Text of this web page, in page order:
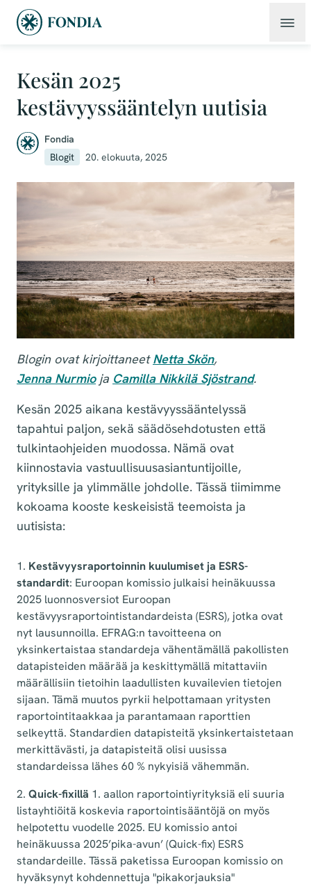
Kesän 2025
kestävyyssääntelyn uutisia
Fondia
Blogit
20. elokuuta, 2025
Blogin ovat kirjoittaneetNetta Skön,
Jenna Nurmioja Camilla Nikkilä Sjöstrand.
Kesän 2025 aikana kestävyyssääntelyssä
tapahtui paljon, sekä säädösehdotusten että
tulkintaohjeiden muodossa. Nämä ovat
kiinnostavia vastuullisuusasiantuntijoille,
yrityksille ja ylimmälle johdolle. Tässä tiimimme
kokoama kooste keskeisistä teemoista ja
uutisista:
1. Kestävyysraportoinnin kuulumiset ja ESRS-
standardit: Euroopan komissio julkaisi heinäkuussa
2025 luonnosversiot Euroopan
kestävyysraportointistandardeista (ESRS), jotka ovat
nyt lausunnoilla. EFRAG:n tavoitteena on
yksinkertaistaa standardeja vähentämällä pakollisten
datapisteiden määrää ja keskittymällä mitattaviin
määrällisiin tietoihin laadullisten kuvailevien tietojen
sijaan. Tämä muutos pyrkii helpottamaan yritysten
raportointitaakkaa ja parantamaan raporttien
selkeyttä. Standardien datapisteitä yksinkertaistetaan
merkittävästi, ja datapisteitä olisi uusissa
standardeissa lähes 60 % nykyisiä vähemmän.
2. Quick-fixillä 1. aallon raportointiyrityksiä eli suuria
listayhtiöitä koskevia raportointisääntöjä on myös
helpotettu vuodelle 2025. EU komissio antoi
heinäkuussa 2025’pika-avun’ (Quick-fix) ESRS
standardeille. Tässä paketissa Euroopan komissio on
hyväksynyt kohdennettuja "pikakorjauksia"